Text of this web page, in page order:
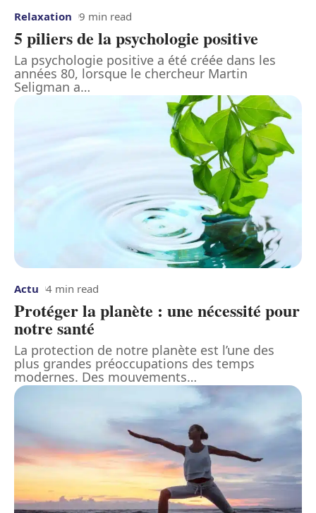
Relaxation 9 min read
5 piliers de la psychologie positive
La psychologie positive a été créée dans les
années 80, lorsque le chercheur Martin
Seligman a…
Actu 4 min read
Protéger la planète : une nécessité pour
notre santé
La protection de notre planète est l’une des
plus grandes préoccupations des temps
modernes. Des mouvements…